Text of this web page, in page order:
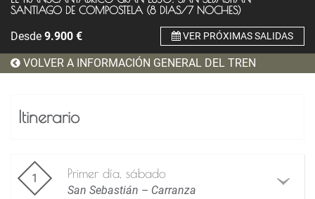
SANTIAGO DE COMPOSTELA (8 DIAS/7 NOCHES)
Desde 9.900 € VER PRÓXIMAS SALIDAS
VOLVER A INFORMACIÓN GENERAL DEL TREN
Itinerario
Primer día, sábado
San Sebastián – Carranza